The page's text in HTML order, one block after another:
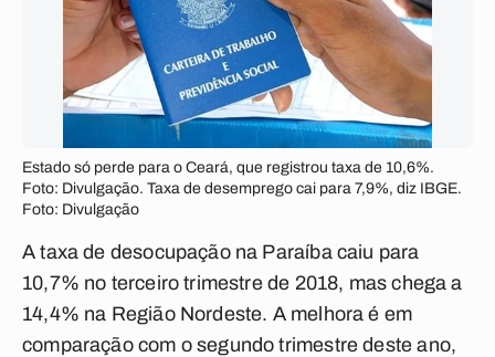
Estado só perde para o Ceará, que registrou taxa de 10,6%.
Foto: Divulgação. Taxa de desemprego cai para 7,9%, diz IBGE.
Foto: Divulgação
A taxa de desocupação na Paraíba caiu para
10,7% no terceiro trimestre de 2018, mas chega a
14,4% na Região Nordeste. A melhora é em
comparação com o segundo trimestre deste ano,